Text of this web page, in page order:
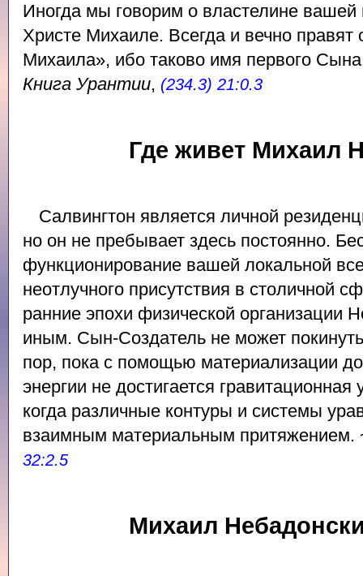
Иногда мы говорим о властелине вашей
Христе Михаиле. Всегда и вечно правят
Михаила», ибо таково имя первого
Книга Урантии, (234.3) 21:0.3
Где живет Михаил
Салвингтон является личной
но он не пребывает здесь постоянно.
функционирование вашей локальной
неотлучного присутствия в столичной
ранние эпохи физической организации
иным. Сын-Создатель не может
пор, пока с помощью материализации
энергии не достигается гравитационная
когда различные контуры и системы
взаимным материальным притяжением.
32:2.5
Михаил